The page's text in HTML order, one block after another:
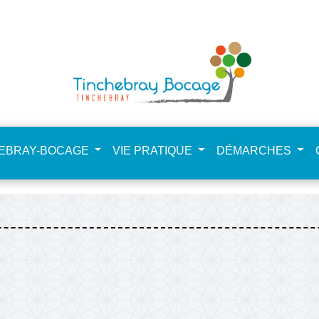
BOCAGE VIE PRATIQUE DÉMARCHES